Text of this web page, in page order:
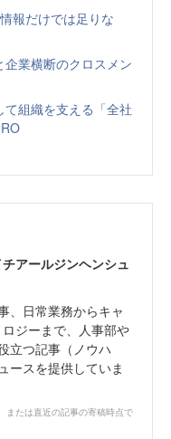
報だけでは足りな
業横断のクロスメン
組織を支える「全社
アールジンヘンシュ
、日常業務からキャ
ジーまで、人事部や
立つ記事（ノウハ
ースを提供していま
または直近の記事の寄稿時点で